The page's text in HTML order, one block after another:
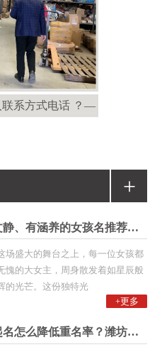
联系方式电话 ？—
+
优雅文静、有涵养的女孩名推荐！潍
场盛大的舞台之上，每一位女孩都
愧的大女主，周身散发着如星辰般
的光芒。这份独特光
+更多
宝宝起名怎么降低重名率？潍坊起名